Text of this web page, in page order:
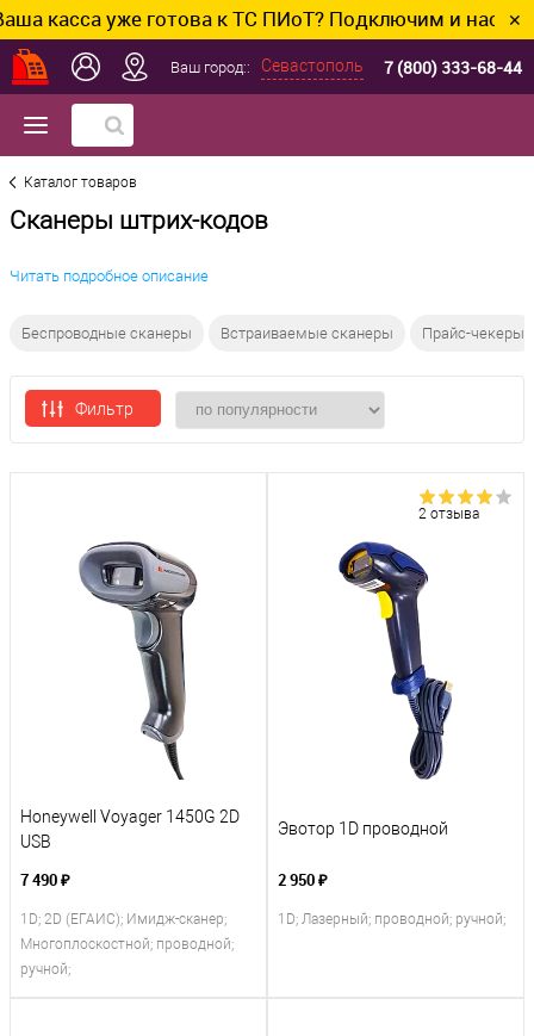
уже готова к ТС ПИоТ? Подключим и настроим ✕
Ваш город:: Севастополь 7 (800) 333-68-44
Каталог товаров
Сканеры штрих-кодов
Читать подробное описание
Беспроводные сканеры Встраиваемые сканеры Прайс-чекеры
Фильтр
Honeywell Voyager 1450G 2D
USB
7 490 ₽
1D; 2D (ЕГАИС); Имидж-сканер;
Многоплоскостной; проводной;
ручной;
2 отзыва
Эвотор 1D проводной
2 950 ₽
1D; Лазерный; проводной; ручной;